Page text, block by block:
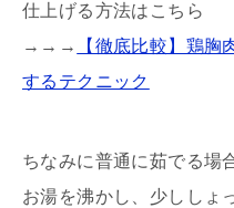
仕上げる方法はこちら
→→→
【徹底比較】鶏
するテクニック
ちなみに普通に茹でる場
お湯を沸かし、少ししょ